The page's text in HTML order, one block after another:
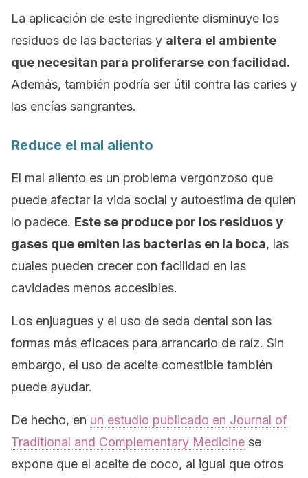
La aplicación de este ingrediente disminuye los
residuos de las bacterias y altera el ambiente
que necesitan para proliferarse con facilidad.
Además, también podría ser útil contra las caries y
las encías sangrantes.
Reduce el mal aliento
El mal aliento es un problema vergonzoso que
puede afectar la vida social y autoestima de quien
lo padece. Este se produce por los residuos y
gases que emiten las bacterias en la boca, las
cuales pueden crecer con facilidad en las
cavidades menos accesibles.
Los enjuagues y el uso de seda dental son las
formas más eficaces para arrancarlo de raíz. Sin
embargo, el uso de aceite comestible también
puede ayudar.
De hecho, en un estudio publicado en Journal of
Traditional and Complementary Medicine se
expone que el aceite de coco, al igual que otros